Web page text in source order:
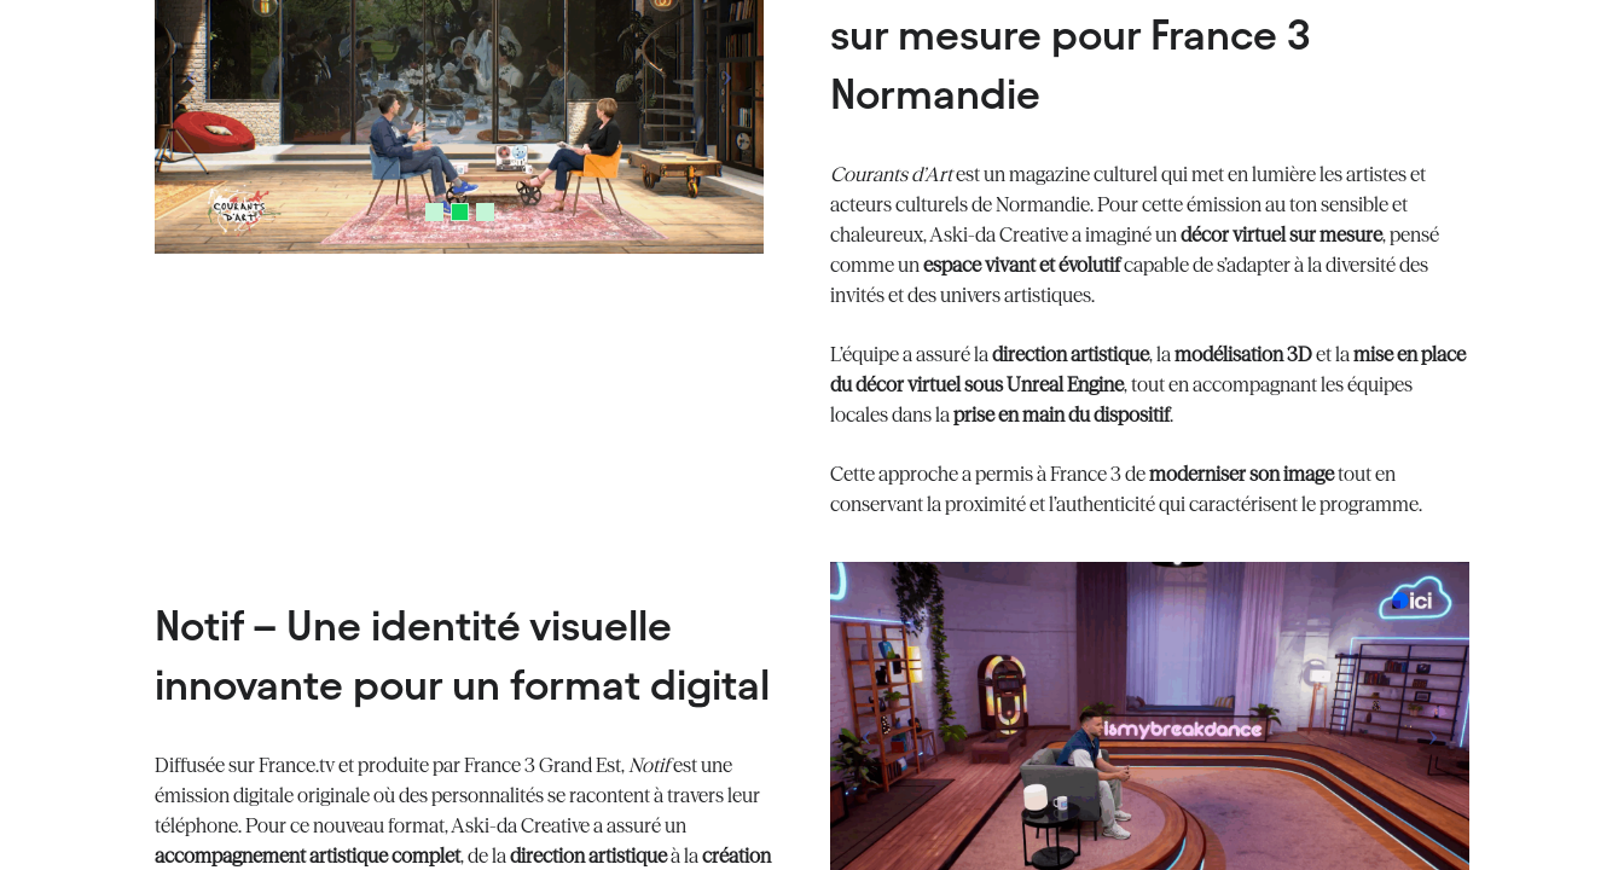
sur mesure pour France 3
Normandie
Courants d’Artest un magazine culturel qui met en lumière les artistes et
acteurs culturels de Normandie. Pour cette émission au ton sensible et
chaleureux, Aski-da Creative a imaginé undécor virtuel sur mesure, pensé
comme unespace vivant et évolutifcapable de s’adapter à la diversité des
invités et des univers artistiques.
L’équipe a assuré ladirection artistique, lamodélisation 3Det lamise en place
du décor virtuel sous Unreal Engine, tout en accompagnant les équipes
locales dans laprise en main du dispositif.
Cette approche a permis à France 3 demoderniser son imagetout en
conservant la proximité et l’authenticité qui caractérisent le programme.
Notif – Une identité visuelle
innovante pour un format digital
Diffusée sur France.tv et produite par France 3 Grand Est,Notifest une
émission digitale originale où des personnalités se racontent à travers leur
téléphone. Pour ce nouveau format, Aski-da Creative a assuré un
accompagnement artistique complet, de ladirection artistiqueà lacréation